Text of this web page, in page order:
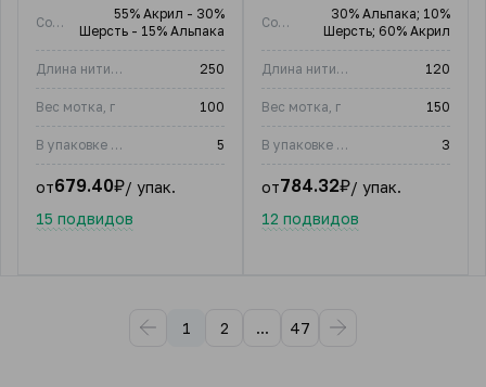
Состав
55% Акрил - 30%
Шерсть - 15% Альпака
Длина нити, м 250
Вес мотка, г 100
В упаковке (шт) 5
от679.40₽/ упак.
15 подвидов
Состав
30% Альпака; 10%
Шерсть; 60% Акрил
Длина нити, м 120
Вес мотка, г 150
В упаковке (шт) 3
от784.32₽/ упак.
12 подвидов
1 2 ... 47